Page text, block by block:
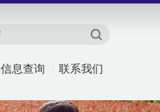
信息查询 联系我们